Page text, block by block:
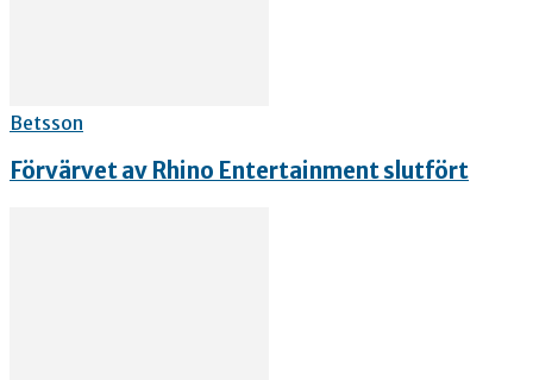
Betsson
Förvärvet av Rhino Entertainment slutfört